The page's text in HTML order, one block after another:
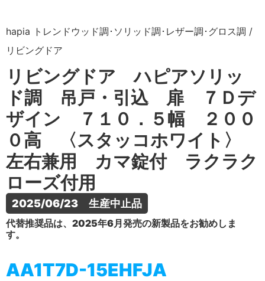
hapia トレンドウッド調･ソリッド調･レザー調･グロス調 /
リビングドア
リビングドア ハピアソリッ
ド調 吊戸・引込 扉 ７Ｄデ
ザイン ７１０．５幅 ２００
０高 〈スタッコホワイト〉
左右兼用 カマ錠付 ラクラク
ローズ付用
2025/06/23　生産中止品
代替推奨品は、2025年6月発売の新製品をお勧めしま
す。
AA1T7D-15EHFJA